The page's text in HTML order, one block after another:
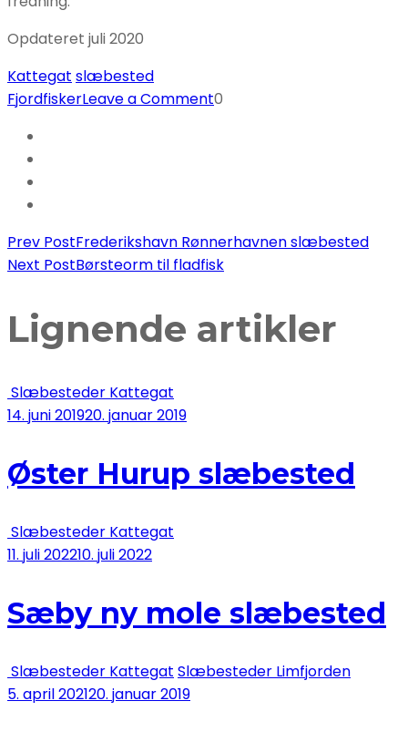
Opdateret juli 2020
Kattegat slæbested
FjordfiskerLeave a Commenton
0
Post
Prev PostFrederikshavn Rønnerhavnen slæbested
Next PostBørsteorm til fladfisk
Lignende artikler
Slæbesteder Kattegat
14. juni 201920. januar 2019
Øster Hurup slæbested
Slæbesteder Kattegat
11. juli 202210. juli 2022
Sæby ny mole slæbested
Slæbesteder Kattegat Slæbesteder Limfjorden
5. april 202120. januar 2019